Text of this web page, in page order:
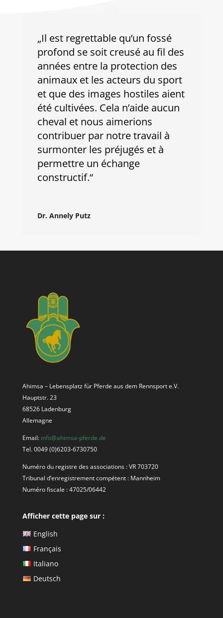
„Il est regrettable qu’un fossé
profond se soit creusé au fil des
années entre la protection des
animaux et les acteurs du sport
et que des images hostiles aient
été cultivées. Cela n’aide aucun
cheval et nous aimerions
contribuer par notre travail à
surmonter les préjugés et à
permettre un échange
constructif.“
Dr. Annely Putz
Ahimsa – Lebensplatz für Pferde aus dem Rennsport e.V.
Hauptstr. 23
68526 Ladenburg
Allemagne
Email: info@ahimsa-pferde.de
Tel. 0049 (0)6203-6730750
Numéro du registre des associations : VR 703720
Tribunal d’enregistrement compétent : Mannheim
Numéro fiscale :47025/06442
Afficher cette page sur :
English
Français
Italiano
Deutsch